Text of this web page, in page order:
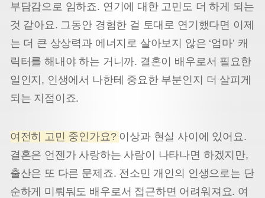
부담감으로 임하죠. 연기에 대한 고민도 더 하게 되는
것 같아요. 그동안 경험한 걸 토대로 연기했다면 이제
는 더 큰 상상력과 에너지로 살아보지 않은 ‘엄마’ 캐
릭터를 해내야 하는 거니까. 결혼이 배우로서 필요한
일인지, 인생에서 나한테 중요한 부분인지 더 살피게
되는 지점이죠.
여전히 고민 중인가요? 이상과 현실 사이에 있어요.
결혼은 언젠가 사랑하는 사람이 나타나면 하겠지만,
출산은 또 다른 문제죠. 전소민 개인의 인생으로는 단
순하게 미뤄둬도 배우로서 접근하면 어려워져요. 여